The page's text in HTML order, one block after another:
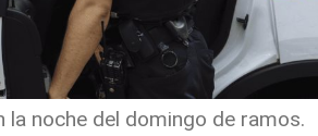
la noche del domingo de ramos.